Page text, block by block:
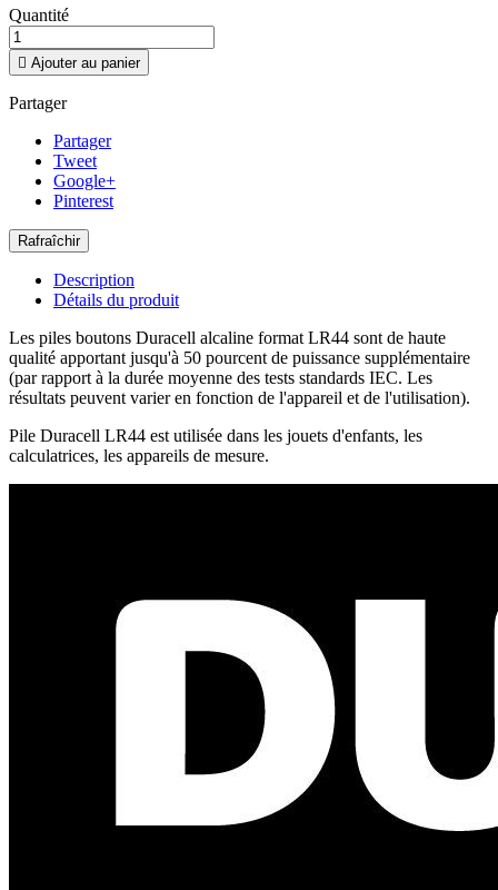
Quantité
 Ajouter au panier
Partager
Partager
Tweet
Google+
Pinterest
Description
Détails du produit
Les piles boutons Duracell alcaline format LR44 sont de haute
qualité apportant jusqu'à 50 pourcent de puissance supplémentaire
(par rapport à la durée moyenne des tests standards IEC. Les
résultats peuvent varier en fonction de l'appareil et de l'utilisation).
Pile Duracell LR44 est utilisée dans les jouets d'enfants, les
calculatrices, les appareils de mesure.